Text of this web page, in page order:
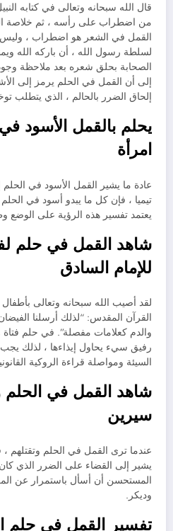
قال الله سبحانه وتعالى في كتابه
من اضطراب على رأسه ، ثم خلاصة
القمل في الشعر هو اضطراب ، وليس
لسلطة رسول الله ، أن باركه الله
الصحابة بحلق شعره بعد ملاحظة
إلى أن القمل في الحلم يرمز إلى
إلحاق الضرر بالحالم ، الذي يتطلب
يحلم بالقمل الأسود
امرأة
عادة ما يشير القمل الأسود في
تيميا ، فإن كل ما يبدو أسود في
يعتمد تفسير هذه الرؤية على الوضع
شاهد القمل في حلم
للإمام السادق
لقد أصيب الله سبحانه وتعالى
القرآن المقدس: “لذلك أرسلنا
والدم كعلامات مفصلة”. في حلم
رفيق سيء يحاول إيذاءها ، لذلك يجب
السيئة ومواصلة قراءة الروكية
شاهد القمل في الحلم
سيرين
عندما ترى القمل في الحلم وتقتلهم
يشير إلى القضاء على الضرر الذي
المستحسن أن أسأل باستمرار عن
وديكر.
تفسير القمل في حلم